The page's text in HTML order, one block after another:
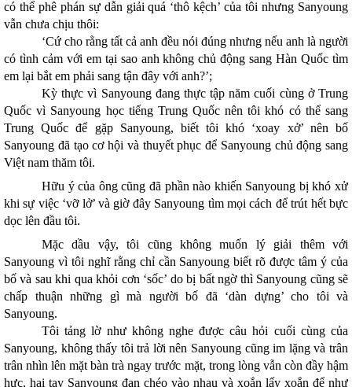
có thể phê phán sự dẫn giải quá ‘thô kệch’ của tôi nhưng Sanyoung
vẫn chưa chịu thôi:
‘Cứ cho rằng tất cả anh đều nói đúng nhưng nếu anh là người
có tình cảm với em tại sao anh không chủ động sang Hàn Quốc tìm
em lại bắt em phải sang tận đây với anh?’;
Kỳ thực vì Sanyoung đang thực tập năm cuối cùng ở Trung
Quốc vì Sanyoung học tiếng Trung Quốc nên tôi khó có thể sang
Trung Quốc để gặp Sanyoung, biết tôi khó ‘xoay xở’ nên bố
Sanyoung đã tạo cơ hội và thuyết phục để Sanyoung chủ động sang
Việt nam thăm tôi.
Hữu ý của ông cũng đã phần nào khiến Sanyoung bị khó xử
khi sự việc ‘vỡ lở’ và giờ đây Sanyoung tìm mọi cách để trút hết bực
dọc lên đầu tôi.
Mặc dầu vậy, tôi cũng không muốn lý giải thêm với
Sanyoung vì tôi nghĩ rằng chỉ cần Sanyoung biết rõ được tâm ý của
bố và sau khi qua khỏi cơn ‘sốc’ do bị bất ngờ thì Sanyoung cũng sẽ
chấp thuận những gì mà người bố đã ‘dàn dựng’ cho tôi và
Sanyoung.
Tôi tảng lờ như không nghe được câu hỏi cuối cùng của
Sanyoung, không thấy tôi trả lời nên Sanyoung cũng im lặng và trân
trân nhìn lên mặt bàn trà ngay trước mặt, trong lòng vẫn còn đầy hậm
hực, hai tay Sanyoung đan chéo vào nhau và xoắn lấy xoắn để như